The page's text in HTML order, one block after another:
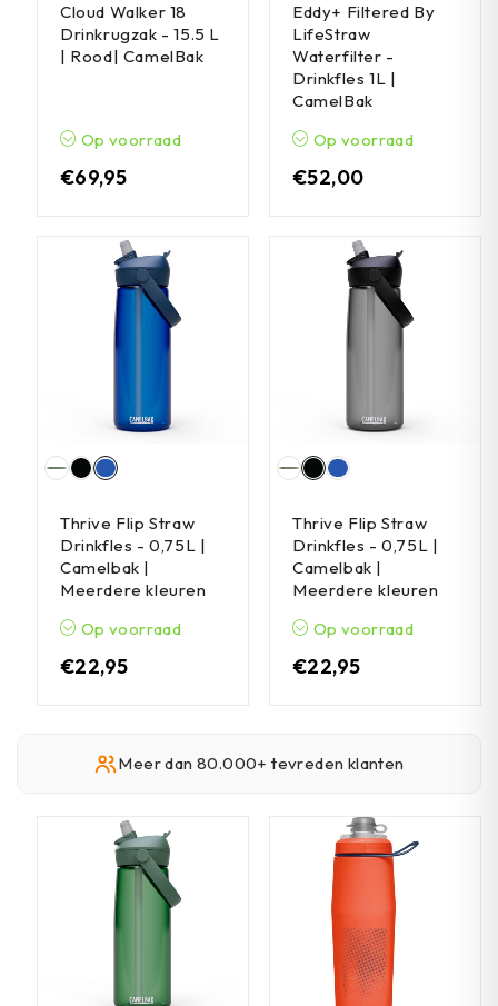
Cloud Walker 18
Drinkrugzak - 15.5 L
| Rood| CamelBak
Op voorraad
€69,95
Eddy+ Filtered By
LifeStraw
Waterfilter -
Drinkfles 1L |
CamelBak
Op voorraad
€52,00
Thrive Flip Straw
Drinkfles - 0,75L |
Camelbak |
Meerdere kleuren
Op voorraad
€22,95
Thrive Flip Straw
Drinkfles - 0,75L |
Camelbak |
Meerdere kleuren
Op voorraad
€22,95
Meer dan 80.000+ tevreden klanten